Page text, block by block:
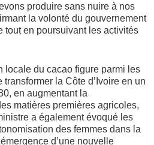
produire sans nuire à nos
la volonté du gouvernement
tout en poursuivant les activités
locale du cacao figure parmi les
transformer la Côte d’Ivoire en un
en augmentant la
matières premières agricoles,
a également évoqué les
des femmes dans la
d’une nouvelle